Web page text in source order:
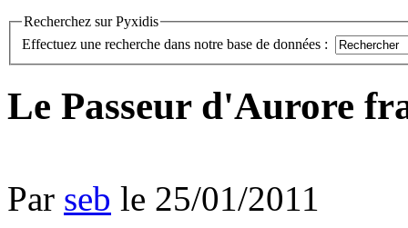
Recherchez sur Pyxidis
Effectuez une recherche dans notre base de données :
Le Passeur d'Aurore
Par seb le 25/01/2011